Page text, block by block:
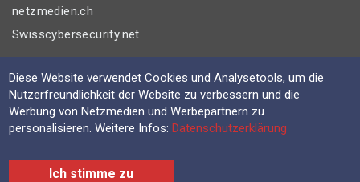
netzmedien.ch
Swisscybersecurity.net
© NETZMEDIEN AG 2026
Impressum
AGB
Nutzungsbestimmungen
Datenschutzerklärung
Diese Website verwendet Cookies und Analysetools, um die
Nutzerfreundlichkeit der Website zu verbessern und die
Werbung von Netzmedien und Werbepartnern zu
personalisieren. Weitere Infos:Datenschutzerklärung
Ich stimme zu